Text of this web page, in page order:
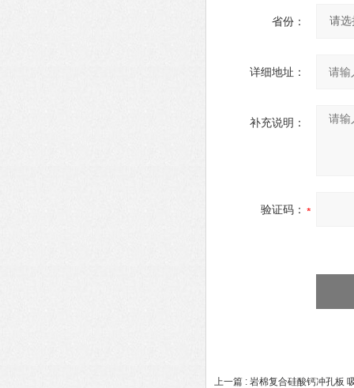
省份：
详细地址：
补充说明：
验证码：
上一篇 : 岩棉复合硅酸钙冲孔板